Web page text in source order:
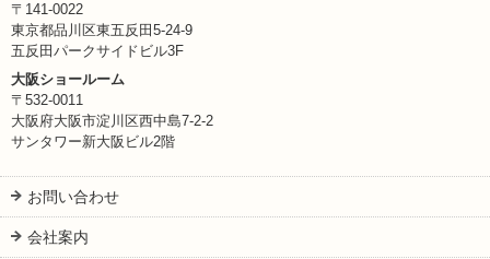
〒141-0022
東京都品川区東五反田5-24-9
五反田パークサイドビル3F
大阪ショールーム
〒532-0011
大阪府大阪市淀川区西中島7-2-2
サンタワー新大阪ビル2階
お問い合わせ
会社案内